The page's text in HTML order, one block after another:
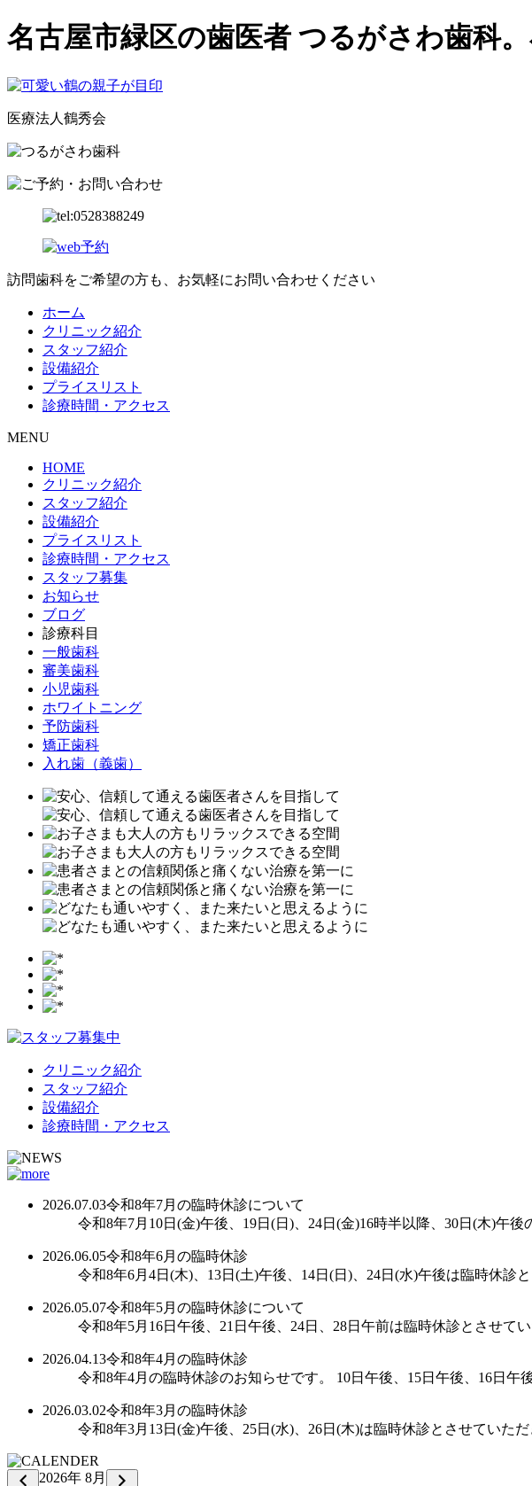
名古屋市緑区の歯医者 つるがさわ歯科
医療法人鶴秀会
訪問歯科をご希望の方も、お気軽にお問い合わせください
ホーム
クリニック紹介
スタッフ紹介
設備紹介
プライスリスト
診療時間・アクセス
MENU
HOME
クリニック紹介
スタッフ紹介
設備紹介
プライスリスト
診療時間・アクセス
スタッフ募集
お知らせ
ブログ
診療科目
一般歯科
審美歯科
小児歯科
ホワイトニング
予防歯科
矯正歯科
入れ歯（義歯）
クリニック紹介
スタッフ紹介
設備紹介
診療時間・アクセス
2026.07.03令和8年7月の臨時休診について
令和8年7月10日(金)午後、19日(日)、24日(金)16時半以降、30日(木)午後
2026.06.05令和8年6月の臨時休診
令和8年6月4日(木)、13日(土)午後、14日(日)、24日(水)午後は臨時休診
2026.05.07令和8年5月の臨時休診について
令和8年5月16日午後、21日午後、24日、28日午前は臨時休診とさせて
2026.04.13令和8年4月の臨時休診
令和8年4月の臨時休診のお知らせです。 10日午後、15日午後、16日午
2026.03.02令和8年3月の臨時休診
令和8年3月13日(金)午後、25日(水)、26日(木)は臨時休診とさせていた
2026年 8月